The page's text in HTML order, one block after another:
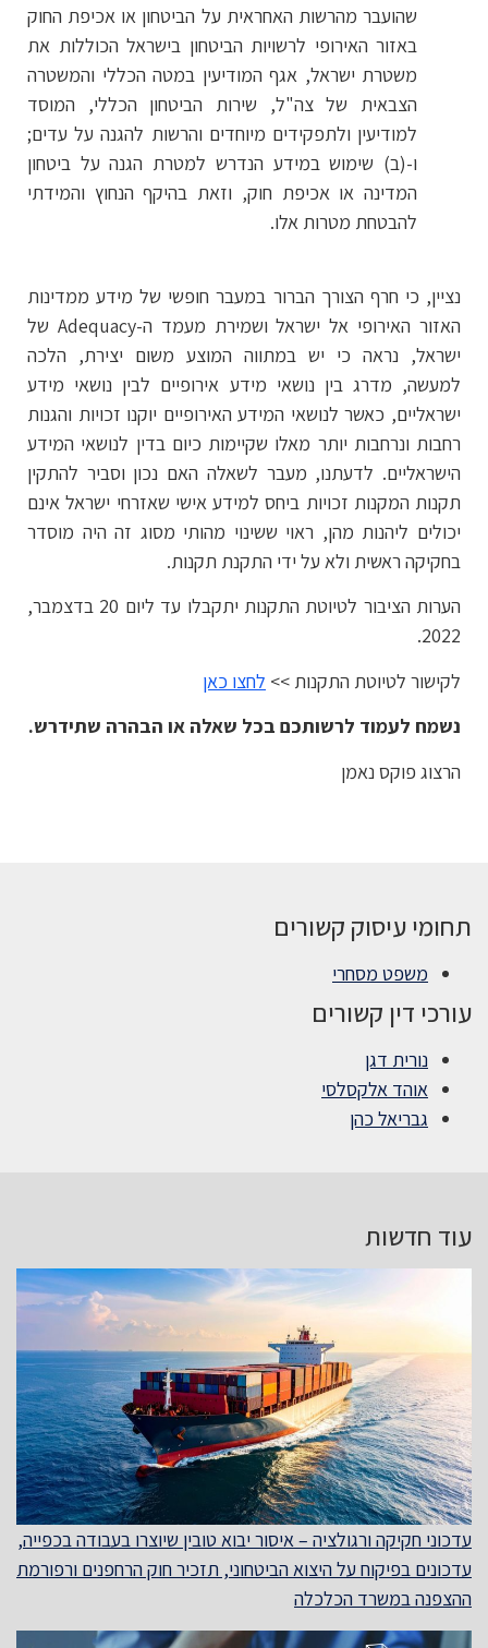
שהועבר מהרשות האחראית על הביטחון או אכיפת החוק
באזור האירופי לרשויות הביטחון בישראל הכוללות את
משטרת ישראל, אגף המודיעין במטה הכללי והמשטרה
הצבאית של צה"ל, שירות הביטחון הכללי, המוסד
למודיעין ולתפקידים מיוחדים והרשות להגנה על עדים;
ו-(ב) שימוש במידע הנדרש למטרת הגנה על ביטחון
המדינה או אכיפת חוק, וזאת בהיקף הנחוץ והמידתי
להבטחת מטרות אלו.
נציין, כי חרף הצורך הברור במעבר חופשי של מידע ממדינות
האזור האירופי אל ישראל ושמירת מעמד ה-Adequacy של
ישראל, נראה כי יש במתווה המוצע משום יצירת, הלכה
למעשה, מדרג בין נושאי מידע אירופיים לבין נושאי מידע
ישראליים, כאשר לנושאי המידע האירופיים יוקנו זכויות והגנות
רחבות ונרחבות יותר מאלו שקיימות כיום בדין לנושאי המידע
הישראליים. לדעתנו, מעבר לשאלה האם נכון וסביר להתקין
תקנות המקנות זכויות ביחס למידע אישי שאזרחי ישראל אינם
יכולים ליהנות מהן, ראוי ששינוי מהותי מסוג זה היה מוסדר
בחקיקה ראשית ולא על ידי התקנת תקנות.
הערות הציבור לטיוטת התקנות יתקבלו עד ליום 20 בדצמבר,
2022.
לקישור לטיוטת התקנות >> לחצו כאן
נשמח לעמוד לרשותכם בכל שאלה או הבהרה שתידרש.
הרצוג פוקס נאמן
תחומי עיסוק קשורים
משפט מסחרי
עורכי דין קשורים
נורית דגן
אוהד אלקסלסי
גבריאל כהן
עוד חדשות
עדכוני חקיקה ורגולציה – איסור יבוא טובין שיוצרו בעבודה בכפייה,
עדכונים בפיקוח על היצוא הביטחוני, תזכיר חוק הרחפנים ורפורמת
ההצפנה במשרד הכלכלה